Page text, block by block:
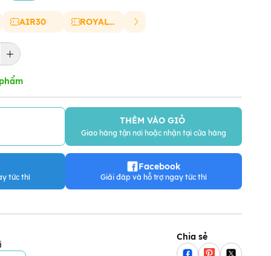
AIR30 ROYAL20
THÊM VÀO GIỎ
Giao hàng tận nơi hoặc nhận tại cửa hàng
tức thì
Facebook
Giải đáp và hỗ trợ ngay tức thì
Chia sẻ